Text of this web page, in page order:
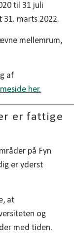
til 31 juli
31. marts 2022.
mellemrum,
af
her.
er fattige
på Fyn
er yderst
at
og
med tiden.